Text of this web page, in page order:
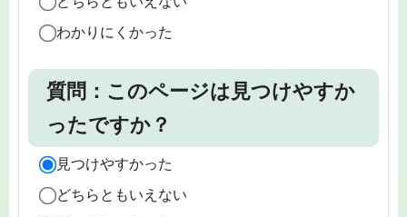
わかりにくかった
質問：このページは見つけやすか
ったですか？
見つけやすかった
どちらともいえない